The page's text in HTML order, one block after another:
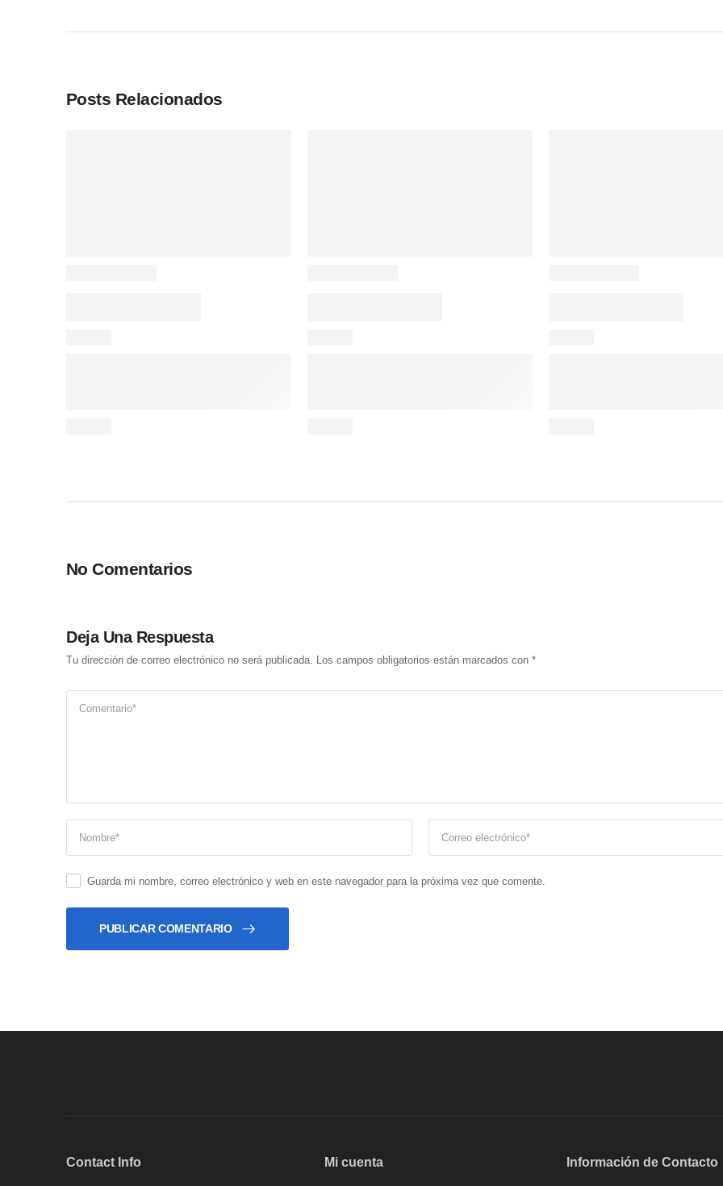
Posts Relacionados
No Comentarios
Deja Una Respuesta
Tu dirección de correo electrónico no será publicada. Los campos obligatorios están marcados con *
Guarda mi nombre, correo electrónico y web en este navegador para la próxima vez que comente.
PUBLICAR COMENTARIO
Contact Info Mi cuenta Información de Contacto